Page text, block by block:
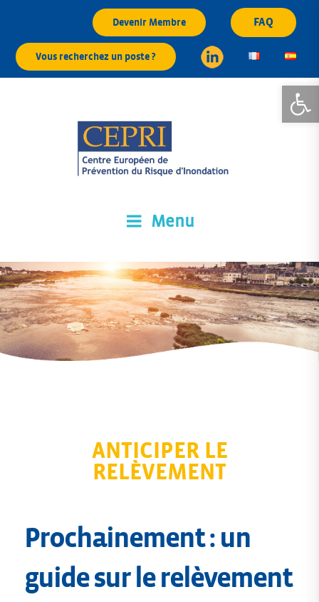
Ouvrir
contenu
principal
Devenir Membre FAQ
Vous recherchez un poste ?
Menu
ANTICIPER LE
RELÈVEMENT
Prochainement : un
guide sur le relèvement